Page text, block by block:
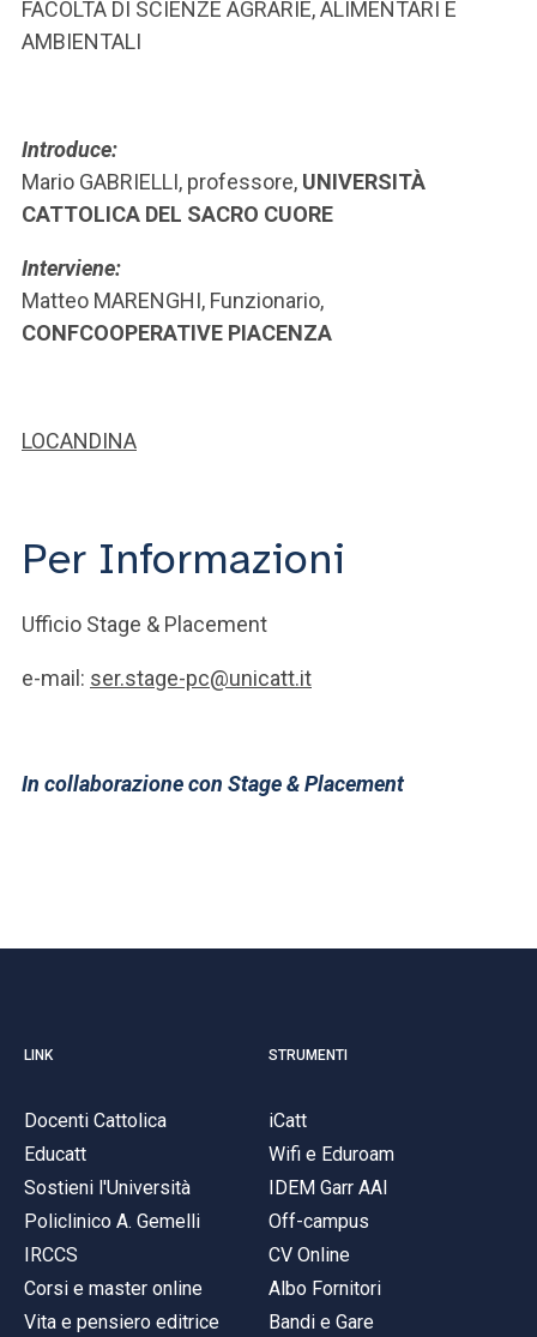
FACOLTÀ DI SCIENZE AGRARIE, ALIMENTARI E
AMBIENTALI
Introduce:
Mario GABRIELLI, professore, UNIVERSITÀ
CATTOLICA DEL SACRO CUORE
Interviene:
Matteo MARENGHI, Funzionario,
CONFCOOPERATIVE PIACENZA
LOCANDINA
Per Informazioni
Ufficio Stage & Placement
e-mail: ser.stage-pc@unicatt.it
In collaborazione con Stage & Placement
LINK
Docenti Cattolica
Educatt
Sostieni l'Università
Policlinico A. Gemelli
IRCCS
Corsi e master online
Vita e pensiero editrice
STRUMENTI
iCatt
Wifi e Eduroam
IDEM Garr AAI
Off-campus
CV Online
Albo Fornitori
Bandi e Gare